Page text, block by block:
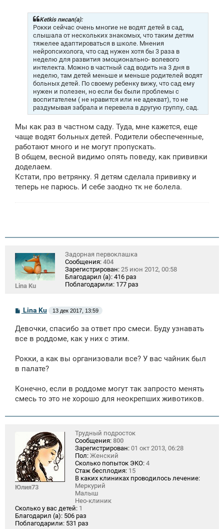
Ketkis писал(а):
Рокки сейчас очень многие не водят детей в сад,
слышала от нескольких знакомых, что таким детям
тяжелее адаптироваться в школе. Мнения
нейропсихолога, что сад нужен хотя бы 3 раза в
неделю для развития эмоционально- волевого
интелекта. Можно в частный сад водить на 3 дня в
неделю, там детей меньше и меньше родителей водят
больных детей. По своему ребенку вижу, что сад ему
нужен и полезен, но если бы были проблемы с
воспитателем ( не нравится или не адекват), то не
раздумывая забрала и перевела в другую группу, сад.
Мы как раз в частном саду. Туда, мне кажется, еще
чаще водят больных детей. Родители обеспеченные,
работают много и не могут пропускать.
В общем, весной видимо опять поведу, как прививки
доделаем.
Кстати, про ветрянку. Я детям сделала прививку и
теперь не парюсь. И себе заодно тк не болела.
Lina Ku
Задорная первоклашка
Сообщения: 404
Зарегистрирован: 25 июн 2012, 00:58
Благодарил (а): 416 раз
Поблагодарили: 177 раз
С
б
щ
и
Lina Ku 13 дек 2017, 13:59
Девочки, спасибо за ответ про смеси. Буду узнавать
все в роддоме, как у них с этим.
Рокки, а как вы организовали все? У вас чайник был
в палате?
Конечно, если в роддоме могут так запросто менять
смесь то это не хорошо для неокрепших животиков.
Юлия73
Трудный подросток
Сообщения: 800
Зарегистрирован: 01 окт 2013, 06:28
Пол: Женский
Сколько попыток ЭКО: 4
Стаж бесплодия: 15
В каких клиниках проводилось лечение:
Меркурий
Малыш
Нео-клиник
Сколько у вас детей: 1
Благодарил (а): 506 раз
Поблагодарили: 531 раз